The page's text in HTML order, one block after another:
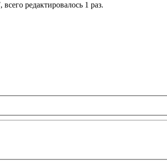
редактировалось 1 раз.